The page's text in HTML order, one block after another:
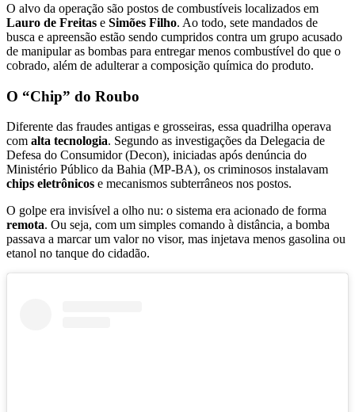
O alvo da operação são postos de combustíveis localizados em
Lauro de Freitas e Simões Filho. Ao todo, sete mandados de
busca e apreensão estão sendo cumpridos contra um grupo acusado
de manipular as bombas para entregar menos combustível do que o
cobrado, além de adulterar a composição química do produto.
O “Chip” do Roubo
Diferente das fraudes antigas e grosseiras, essa quadrilha operava
com alta tecnologia. Segundo as investigações da Delegacia de
Defesa do Consumidor (Decon), iniciadas após denúncia do
Ministério Público da Bahia (MP-BA), os criminosos instalavam
chips eletrônicos e mecanismos subterrâneos nos postos.
O golpe era invisível a olho nu: o sistema era acionado de forma
remota. Ou seja, com um simples comando à distância, a bomba
passava a marcar um valor no visor, mas injetava menos gasolina ou
etanol no tanque do cidadão.